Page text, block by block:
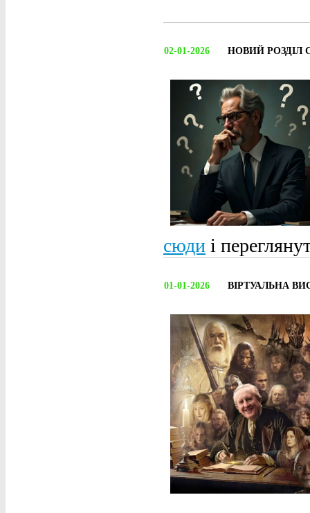
02-01-2026 НОВИЙ РОЗДІЛ
сюди і
01-01-2026 ВІРТУАЛЬНА